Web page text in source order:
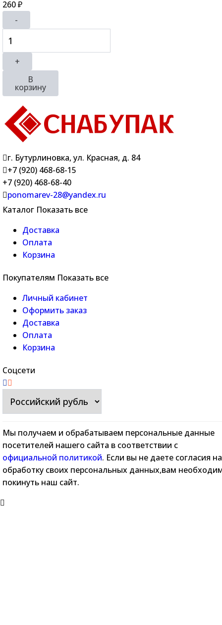
260 ₽
-
+
В
корзину
г. Бутурлиновка, ул. Красная, д. 84
+7 (920) 468-68-15
+7 (920) 468-68-40
ponomarev-28@yandex.ru
Каталог Показать все
Доставка
Оплата
Корзина
Покупателям Показать все
Личный кабинет
Оформить заказ
Доставка
Оплата
Корзина
Соцсети
Мы получаем и обрабатываем персональные данные
посетителей нашего сайта в соответствии с
официальной политикой. Если вы не даете согласия на
обработку своих персональных данных,вам
покинуть наш сайт.